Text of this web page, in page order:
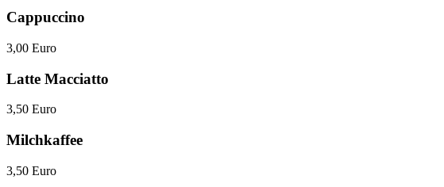
Cappuccino
3,00 Euro
Latte Macciatto
3,50 Euro
Milchkaffee
3,50 Euro